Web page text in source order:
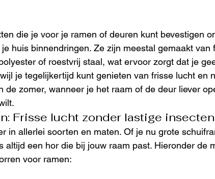
die je voor je ramen of deuren kunt bevestigen
huis binnendringen. Ze zijn meestal gemaakt
of roestvrij staal, wat ervoor zorgt dat je
je tegelijkertijd kunt genieten van frisse lucht en
de zomer, wanneer je het raam of de deur liever
Frisse lucht zonder lastige insecten
in allerlei soorten en maten. Of je nu grote
altijd een hor die bij jouw raam past. Hieronder de
voor ramen: